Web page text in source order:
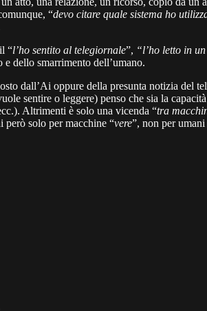
“devo citare quale sistema ho
“l’ho sentito al telegiornale”, “l’ho letto in
e dello smarrimento dell’umano.
dall’Ai oppure della presunta notizia del
sentire o leggere) penso che sia la
Altrimenti è solo una vicenda “tra
però solo per macchine “vere”, non per umani